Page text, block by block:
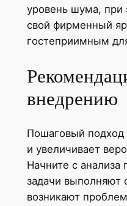
уровень шума, при
свой фирменный
гостеприимным
внедрению
Пошаговый подход
и увеличивает
Начните с анализа
задачи выполняют
возникают